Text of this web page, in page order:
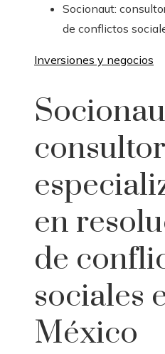
Socionaut:
de conflictos
Inversiones y negocios
en
de
sociales
México